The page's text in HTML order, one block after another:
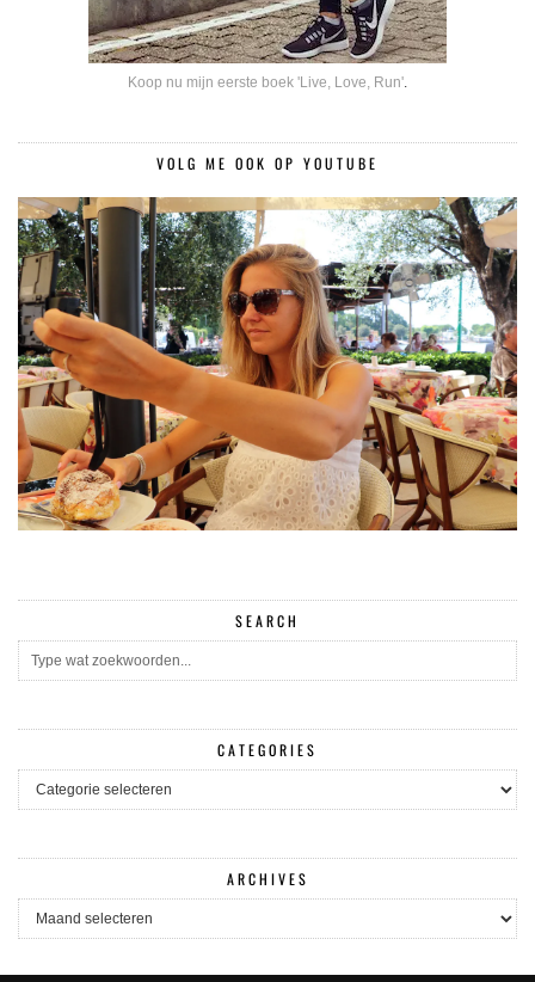
Koop nu mijn eerste boek 'Live, Love, Run'.
VOLG ME OOK OP YOUTUBE
SEARCH
CATEGORIES
CATEGORIES
ARCHIVES
ARCHIVES